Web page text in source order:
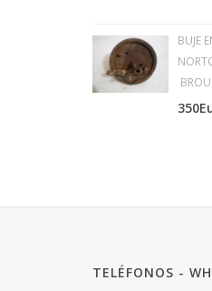
BUJE
TELÉFONOS -